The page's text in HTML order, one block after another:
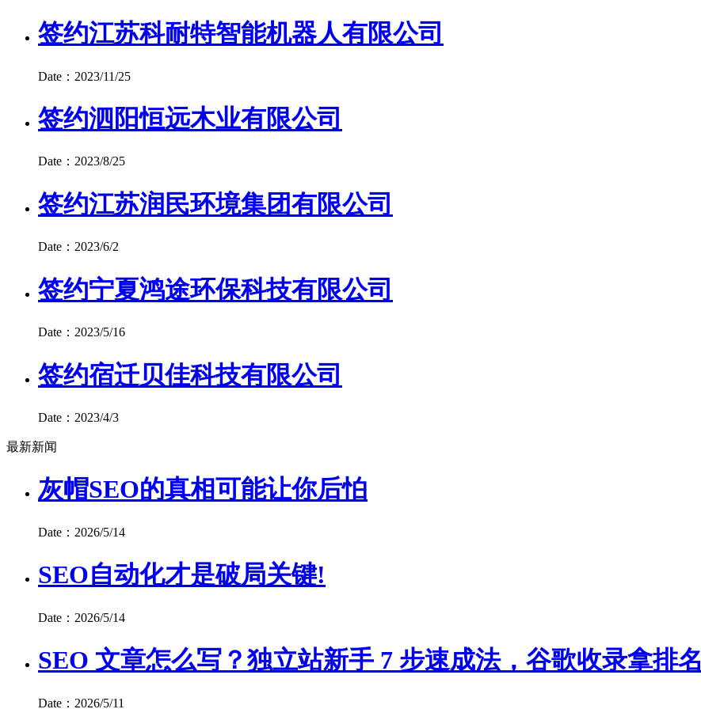
签约江苏科耐特智能机器人有限公司
Date：2023/11/25
签约泗阳恒远木业有限公司
Date：2023/8/25
签约江苏润民环境集团有限公司
Date：2023/6/2
签约宁夏鸿途环保科技有限公司
Date：2023/5/16
签约宿迁贝佳科技有限公司
Date：2023/4/3
最新新闻
灰帽SEO的真相可能让你后怕
Date：2026/5/14
SEO自动化才是破局关键!
Date：2026/5/14
SEO 文章怎么写？独立站新手 7 步速成法，谷歌收录拿排名
Date：2026/5/11